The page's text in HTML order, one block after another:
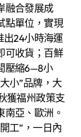
融合發展成
點單位，實現
出24小時海運
可收貨；百鮮
壓縮6—8小
小”品牌，大
獲福州政策支
亞、歐洲。
工”，一日內